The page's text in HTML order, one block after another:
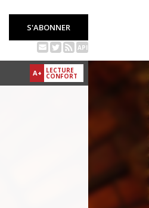
S'ABONNER
API
A+ LECTURE
CONFORT